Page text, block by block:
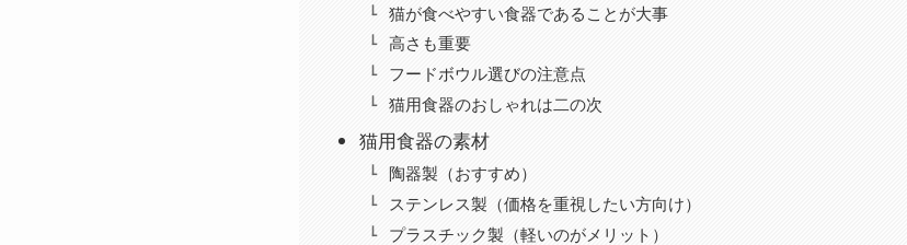
猫が食べやすい食器であることが大事
高さも重要
フードボウル選びの注意点
猫用食器のおしゃれは二の次
猫用食器の素材
陶器製（おすすめ）
ステンレス製（価格を重視したい方向け）
プラスチック製（軽いのがメリット）